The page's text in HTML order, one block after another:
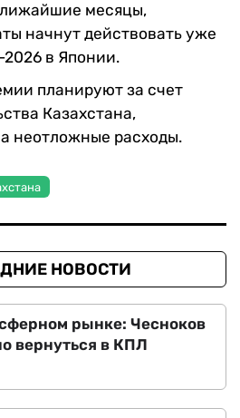
месяцы,
начнут действовать уже
2026 в Японии.
планируют за счет
Казахстана,
неотложные расходы.
НОВОСТИ
рынке: Чесноков
вернуться в КПЛ